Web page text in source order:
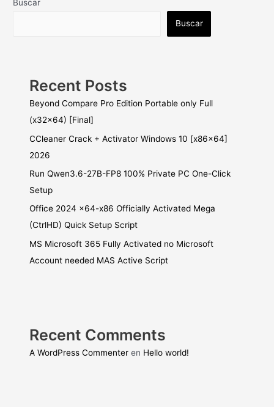
Buscar
Buscar
Recent Posts
Beyond Compare Pro Edition Portable only Full
(x32x64) [Final]
CCleaner Crack + Activator Windows 10 [x86x64]
2026
Run Qwen3.6-27B-FP8 100% Private PC One-Click
Setup
Office 2024 x64-x86 Officially Activated Mega
(CtrlHD) Quick Setup Script
MS Microsoft 365 Fully Activated no Microsoft
Account needed MAS Active Script
Recent Comments
A WordPress Commenter en Hello world!